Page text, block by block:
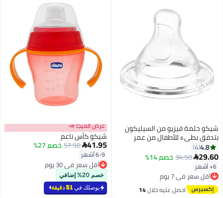
شيكو حلمة فيزيو من السيليكون
بتدفق بطيء للأطفال من عمر
الولادة مكونة من قطعتين
4.8
4
29.60
34.50خصم 14%
6+ أشهر أقل سعر في 7 يوم
توصيل مجاني
أقل سعر في 7 يوماحصل عليه خلال14
عرض الميجا 📣
شيكو كأس ناعم
41.95
57.50خصم 27%
6-9 أشهر
أقل سعر في 30 يوم
أقل سعر في 30 يوم
خصم 20% إضافي
يوصلك في 51 دقيقة